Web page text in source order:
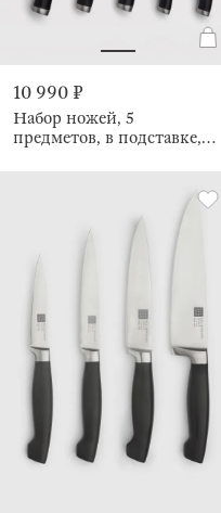
10 990 ₽
Набор ножей, 5
предметов, в подставке,